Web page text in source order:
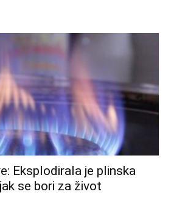
Eksplodirala je plinska
se bori za život